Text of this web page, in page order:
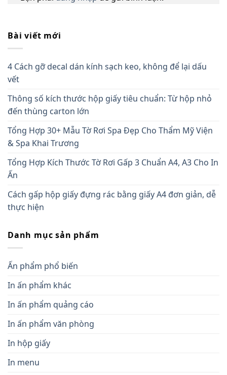
Bài viết mới
4 Cách gỡ decal dán kính sạch keo, không để lại dấu
vết
Thông số kích thước hộp giấy tiêu chuẩn: Từ hộp nhỏ
đến thùng carton lớn
Tổng Hợp 30+ Mẫu Tờ Rơi Spa Đẹp Cho Thẩm Mỹ Viện
& Spa Khai Trương
Tổng Hợp Kích Thước Tờ Rơi Gấp 3 Chuẩn A4, A3 Cho In
Ấn
Cách gấp hộp giấy đựng rác bằng giấy A4 đơn giản, dễ
thực hiện
Danh mục sản phẩm
Ấn phẩm phổ biến
In ấn phẩm khác
In ấn phẩm quảng cáo
In ấn phẩm văn phòng
In hộp giấy
In menu